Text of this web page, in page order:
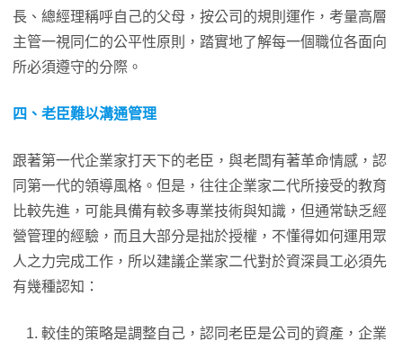
長、總經理稱呼自己的父母，按公司的規則運作，考量高層
主管一視同仁的公平性原則，踏實地了解每一個職位各面向
所必須遵守的分際。
四、老臣難以溝通管理
跟著第一代企業家打天下的老臣，與老闆有著革命情感，認
同第一代的領導風格。但是，往往企業家二代所接受的教育
比較先進，可能具備有較多專業技術與知識，但通常缺乏經
營管理的經驗，而且大部分是拙於授權，不懂得如何運用眾
人之力完成工作，所以建議企業家二代對於資深員工必須先
有幾種認知：
較佳的策略是調整自己，認同老臣是公司的資產，企業